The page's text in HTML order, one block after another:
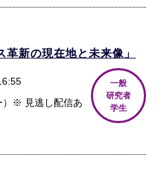
新の現在地と未来像」
）※ 見逃し配信あ
一般
研究者
学生